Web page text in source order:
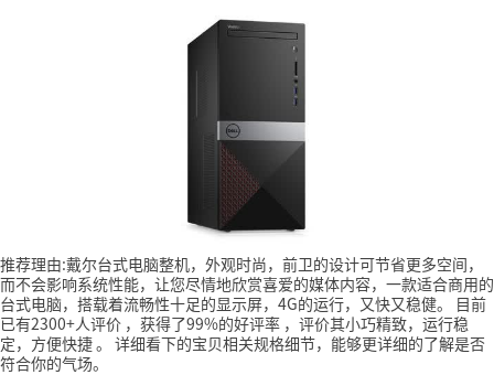
推荐理由:戴尔台式电脑整机，外观时尚，前卫的设计可节省更多空间，
而不会影响系统性能，让您尽情地欣赏喜爱的媒体内容，一款适合商用的
台式电脑，搭载着流畅性十足的显示屏，4G的运行，又快又稳健。
目前
已有2300+人评价 ，获得了99%的好评率 ，评价其小巧精致，运行稳
定，方便快捷。 详细看下的宝贝相关规格细节，能够更详细的了解是否
符合你的气场。